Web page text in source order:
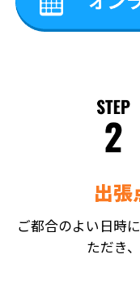
出張
ご都合のよい日時
ただき